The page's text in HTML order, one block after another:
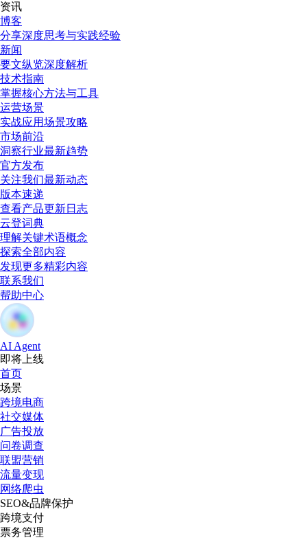
资讯
博客
分享深度思考与实践经验
新闻
要文纵览深度解析
技术指南
掌握核心方法与工具
运营场景
实战应用场景攻略
市场前沿
洞察行业最新趋势
官方发布
关注我们最新动态
版本速递
查看产品更新日志
云登词典
理解关键术语概念
探索全部内容
发现更多精彩内容
联系我们
帮助中心
AI Agent
即将上线
首页
场景
跨境电商
社交媒体
广告投放
问卷调查
联盟营销
流量变现
网络爬虫
SEO&品牌保护
跨境支付
票务管理